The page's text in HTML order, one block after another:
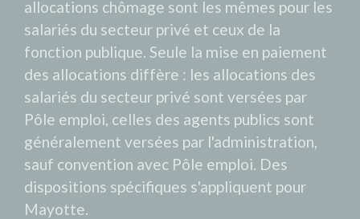
allocations chômage sont les mêmes pour les
salariés du secteur privé et ceux de la
fonction publique. Seule la mise en paiement
des allocations diffère : les allocations des
salariés du secteur privé sont versées par
Pôle emploi, celles des agents publics sont
généralement versées par l'administration,
sauf convention avec Pôle emploi. Des
dispositions spécifiques s'appliquent pour
Mayotte.